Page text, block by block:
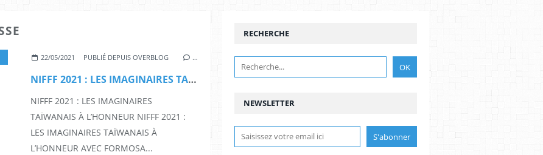
,COURTS-MÉTRAGES,FANTASY, FANTASTIQUE FESTIVAL,NIFFF,NIFFF NEUCHATEL SUISSE,BANDE DESSINÉ
22/05/2021 PUBLIÉ DEPUIS OVERBLOG …
NIFFF 2021 : LES IMAGINAIRES TAÏWANAIS À L’HONNEUR
NIFFF 2021 : LES IMAGINAIRES
TAÏWANAIS À L’HONNEUR NIFFF 2021 :
LES IMAGINAIRES TAÏWANAIS À
L’HONNEUR AVEC FORMOSA...
NEWSLETTER
RECHERCHE